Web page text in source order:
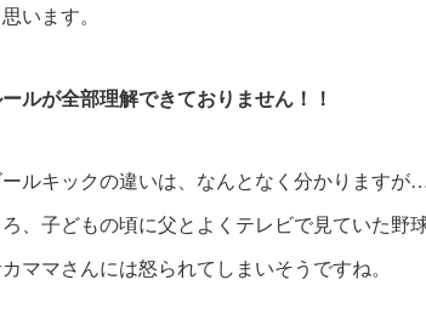
います。
ルが全部理解できておりません！！
ルキックの違いは、なんとなく分かります
、子どもの頃に父とよくテレビで見ていた
ママさんには怒られてしまいそうですね。